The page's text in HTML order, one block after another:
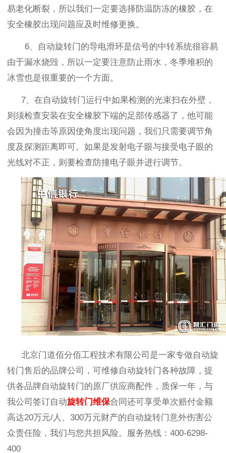
易老化断裂，所以我们一定要选择防温防冻的橡胶，在
安全橡胶出现问题应及时维修更换。
6 、自动旋转门的导电滑环是信号的中转系统很容易
由于漏水烧毁，所以一定要注意防止雨水，冬季堆积的
冰雪也是很重要的一个方面。
7 、在自动旋转门运行中如果检测的光束扫在外壁，
则须检查安装在安全橡胶下端的足部传感器了，他可能
会因为撞击等原因使角度出现问题，我们只需要调节角
度及探测距离即可。如果是发射电子眼与接受电子眼的
光线对不正，则要检查防撞电子眼并进行调节。
北京门道佰分佰工程技术有限公司是一家专做自动旋
转门售后的品牌公司，可维修自动旋转门各种故障，提
供各品牌自动旋转门的原厂供应商配件，质保一年，与
我公司签订自动旋转门维保合同还可享受单次赔付金额
高达20万元/ 人、 300万元财产的自动旋转门意外伤害公
众责任险，我们与您共担风险。服务热线： 400-6298-
400